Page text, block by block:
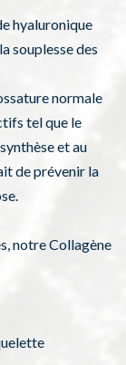
hyaluronique
souplesse des
normale
tel que le
et au
de prévenir la
notre Collagène